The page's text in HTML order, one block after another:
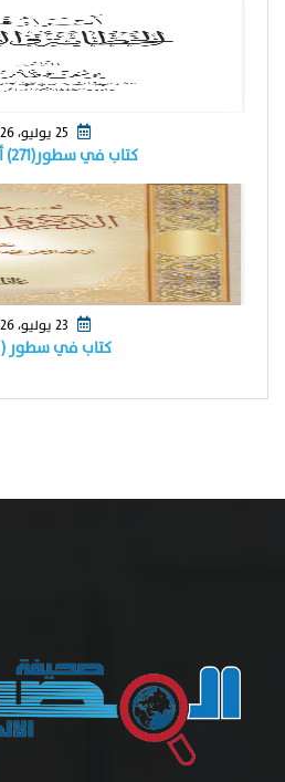
كتاب في سطور(٢٧١) أسرار فن…
كتاب في سطور (